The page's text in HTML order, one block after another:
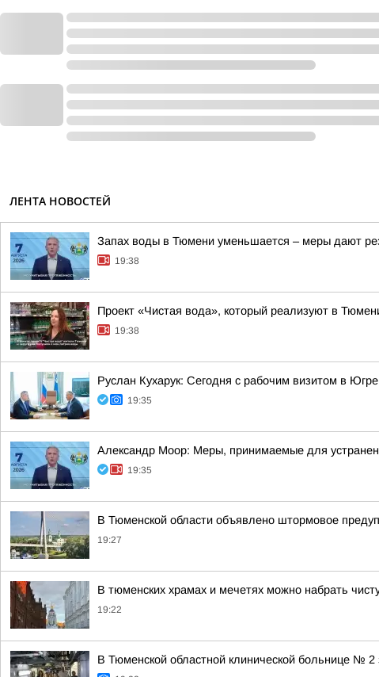
ЛЕНТА НОВОСТЕЙ
Запах воды в Тюмени уменьшается – меры дают
19:38
Проект «Чистая вода», который реализуют в
19:38
Руслан Кухарук: Сегодня с рабочим визитом в
19:35
Александр Моор: Меры, принимаемые для
19:35
В Тюменской области объявлено штормовое
19:27
В тюменских храмах и мечетях можно набрать
19:22
В Тюменской областной клинической больнице №